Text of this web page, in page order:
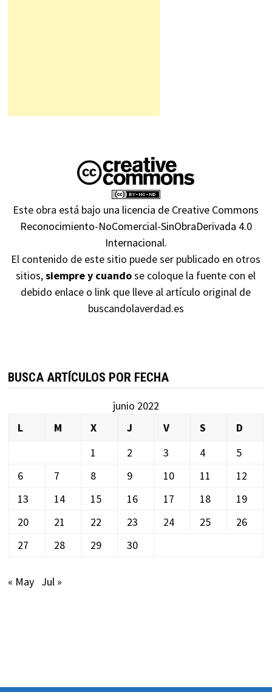
Este obra está bajo una licencia de Creative Commons
Reconocimiento-NoComercial-SinObraDerivada 4.0
Internacional.
El contenido de este sitio puede ser publicado en otros
sitios,siempre y cuandose coloque la fuente con el
debido enlace o link que lleve al artículo original de
buscandolaverdad.es
BUSCA ARTÍCULOS POR FECHA
junio 2022
L
M X J V S
D
1
2 3 4
5
6
7 8 9 10 11
12
13
14 15 16 17 18
19
20
21 22 23 24 25
26
27
28 29 30
« May Jul »